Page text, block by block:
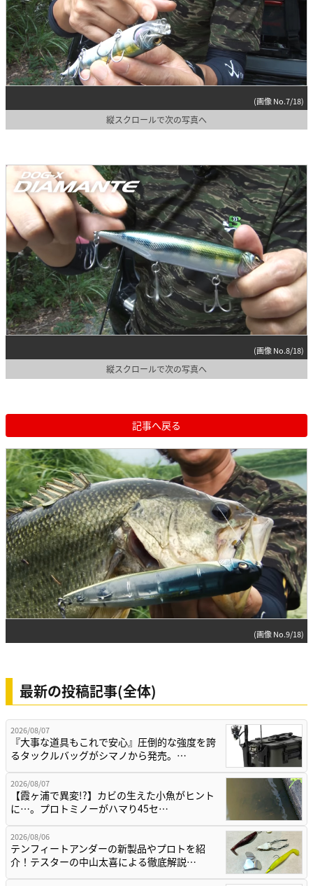
(画像 No.7/18)
縦スクロールで次の写真へ
(画像 No.8/18)
縦スクロールで次の写真へ
記事へ戻る
(画像 No.9/18)
最新の投稿記事(全体)
2026/08/07
『大事な道具もこれで安心』圧倒的な強度を誇
るタックルバッグがシマノから発売。…
2026/08/07
【霞ヶ浦で異変!?】カビの生えた小魚がヒント
に…。プロトミノーがハマり45セ…
2026/08/06
テンフィートアンダーの新製品やプロトを紹
介！テスターの中山太喜による徹底解説…